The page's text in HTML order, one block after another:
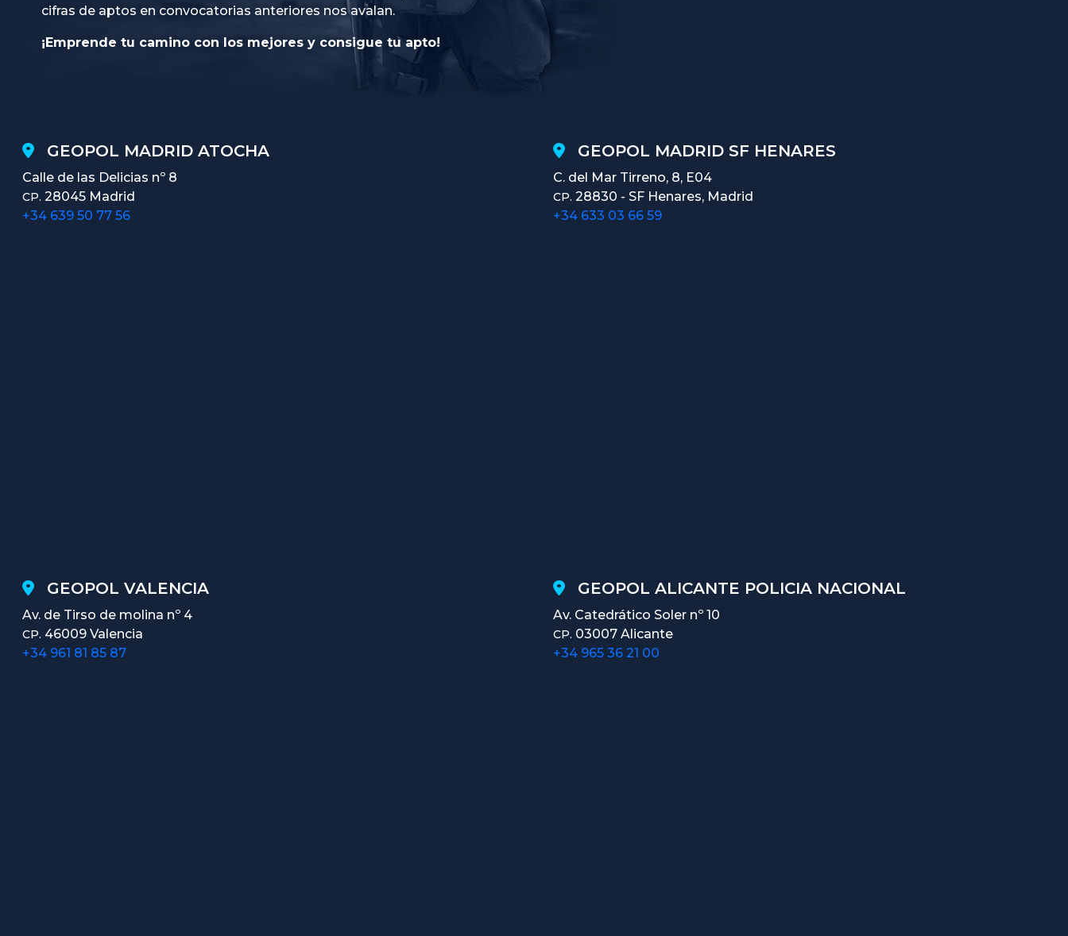
cifras de aptos en convocatorias anteriores nos avalan.
¡Emprende tu camino con los mejores y consigue tu apto!
GEOPOL MADRID ATOCHA
Calle de las Delicias nº 8
CP. 28045 Madrid
+34 639 50 77 56
GEOPOL MADRID SF HENARES
C. del Mar Tirreno, 8, E04
CP. 28830 - SF Henares, Madrid
+34 633 03 66 59
GEOPOL VALENCIA
Av. de Tirso de molina nº 4
CP. 46009 Valencia
+34 961 81 85 87
GEOPOL ALICANTE POLICIA NACIONAL
Av. Catedrático Soler nº 10
CP. 03007 Alicante
+34 965 36 21 00